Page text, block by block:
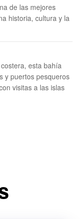
de las mejores
historia, cultura y la
esta bahía
y puertos pesqueros
visitas a las islas